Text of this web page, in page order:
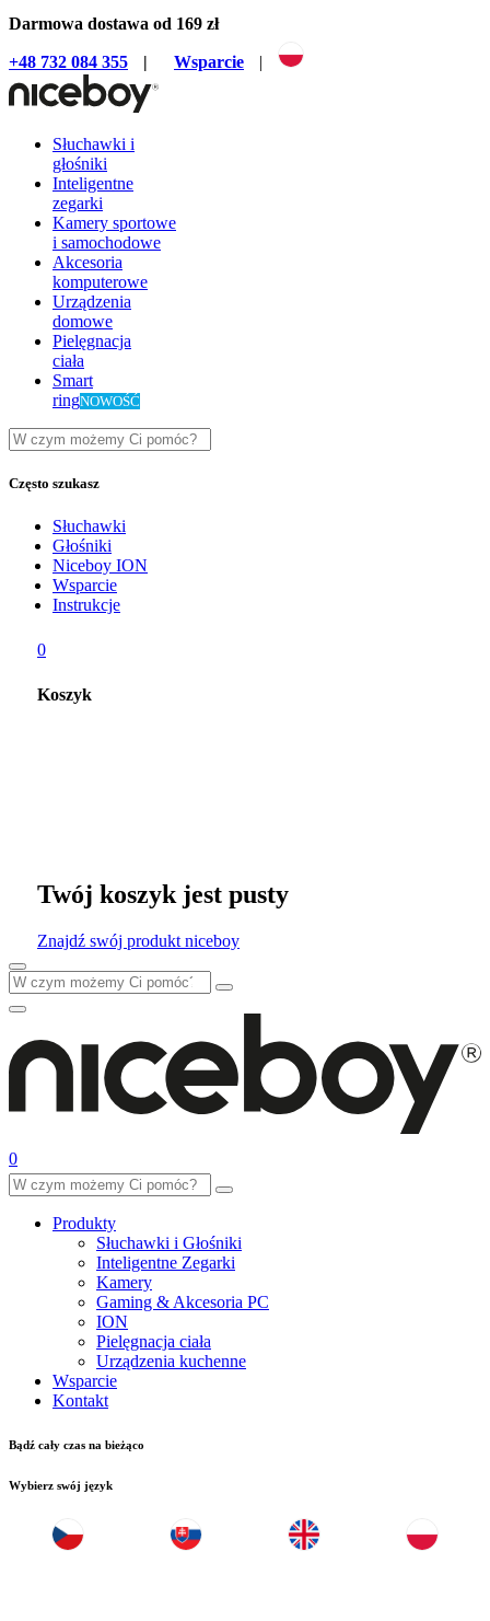
Darmowa dostawa od 169 zł
+48 732 084 355 | Wsparcie |
Słuchawki i
głośniki
Inteligentne
zegarki
Kamery sportowe
i samochodowe
Akcesoria
komputerowe
Urządzenia
domowe
Pielęgnacja
ciała
Smart
ringNOWOŚĆ
Często szukasz
Słuchawki
Głośniki
Niceboy ION
Wsparcie
Instrukcje
0
Koszyk
Twój koszyk jest pusty
Znajdź swój produkt niceboy
0
Produkty
Słuchawki i Głośniki
Inteligentne Zegarki
Kamery
Gaming & Akcesoria PC
ION
Pielęgnacja ciała
Urządzenia kuchenne
Wsparcie
Kontakt
Bądź cały czas na bieżąco
Wybierz swój język